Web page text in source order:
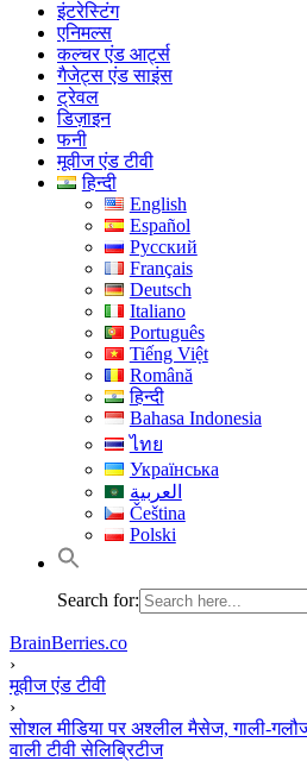
इंटरेस्टिंग
एनिमल्स
कल्चर एंड आर्ट्स
गैजेट्स एंड साइंस
ट्रेवल
डिज़ाइन
फनी
मूवीज एंड टीवी
हिन्दी
English
Español
Русский
Français
Deutsch
Italiano
Português
Tiếng Việt
Română
हिन्दी
Bahasa Indonesia
ไทย
Українська
العربية
Čeština
Polski
Search for:
BrainBerries.co
›
मूवीज एंड टीवी
›
सोशल मीडिया पर अश्लील मैसेज, गाली-
वाली टीवी सेलिब्रिटीज